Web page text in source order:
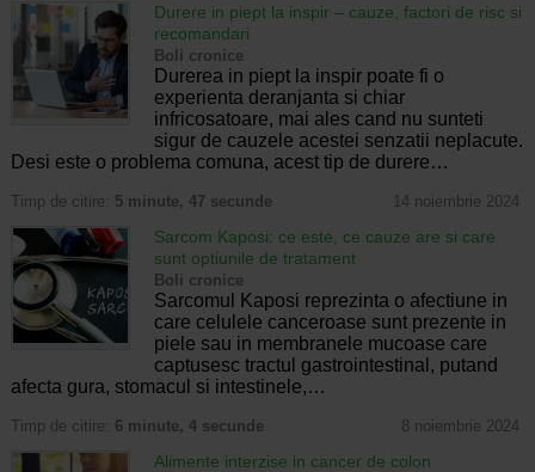
Durere in piept la inspir – cauze, factori de risc si
recomandari
Boli cronice
Durerea in piept la inspir poate fi o
experienta deranjanta si chiar
infricosatoare, mai ales cand nu sunteti
sigur de cauzele acestei senzatii neplacute.
Desi este o problema comuna, acest tip de durere…
Timp de citire: 5 minute, 47 secunde 14 noiembrie 2024
Sarcom Kaposi: ce este, ce cauze are si care
sunt optiunile de tratament
Boli cronice
Sarcomul Kaposi reprezinta o afectiune in
care celulele canceroase sunt prezente in
piele sau in membranele mucoase care
captusesc tractul gastrointestinal, putand
afecta gura, stomacul si intestinele,…
Timp de citire: 6 minute, 4 secunde 8 noiembrie 2024
Alimente interzise in cancer de colon